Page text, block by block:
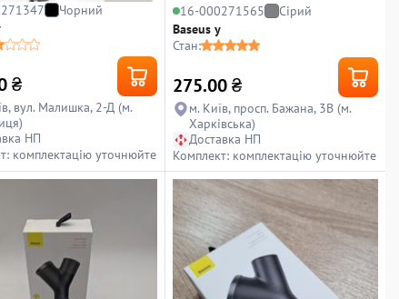
Чорний
₴
вул. Малишка, 2-Д (м.
НП
комплектацію уточнюйте
16-000271565
Сірий
Baseus y
Стан:
275.00 ₴
м. Київ, просп. Бажана, 3В (м.
Харківська)
Доставка НП
Комплект: комплектацію уточнюйте